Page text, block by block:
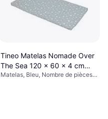
Tineo Matelas Nomade Over
The Sea 120 x 60 x 4 cm
Bleu
Matelas, Bleu, Nombre de pièces: